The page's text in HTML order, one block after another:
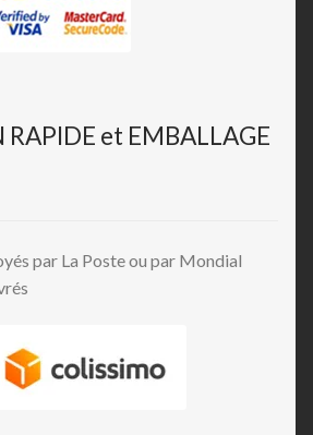
RAPIDE et EMBALLAGE
par La Poste ou par Mondial